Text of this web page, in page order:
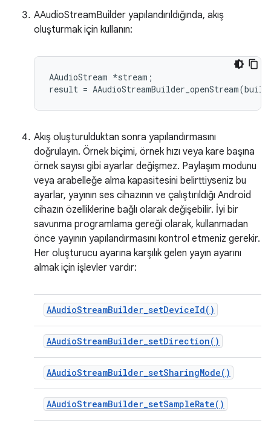
AAudioStreamBuilder yapılandırıldığında, akış
oluşturmak için kullanın:
AAudioStream *stream;
Akış oluşturulduktan sonra yapılandırmasını
doğrulayın. Örnek biçimi, örnek hızı veya kare başına
örnek sayısı gibi ayarlar değişmez. Paylaşım modunu
veya arabelleğe alma kapasitesini belirttiyseniz bu
ayarlar, yayının ses cihazının ve çalıştırıldığı Android
cihazın özelliklerine bağlı olarak değişebilir. İyi bir
savunma programlama gereği olarak, kullanmadan
önce yayının yapılandırmasını kontrol etmeniz gerekir.
Her oluşturucu ayarına karşılık gelen yayın ayarını
almak için işlevler vardır:
AAudioStreamBuilder_setDeviceId()
AAudioStreamBuilder_setDirection()
AAudioStreamBuilder_setSharingMode()
AAudioStreamBuilder_setSampleRate()